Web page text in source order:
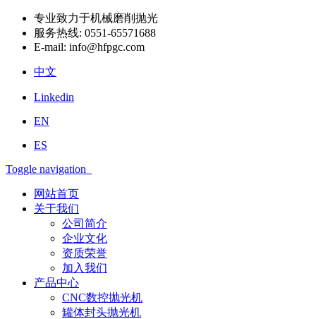
专业致力于机械磨削抛光
服务热线: 0551-65571688
E-mail: info@hfpgc.com
中文
Linkedin
EN
ES
Toggle navigation
网站首页
关于我们
公司简介
企业文化
资质荣誉
加入我们
产品中心
CNC数控抛光机
罐体封头抛光机